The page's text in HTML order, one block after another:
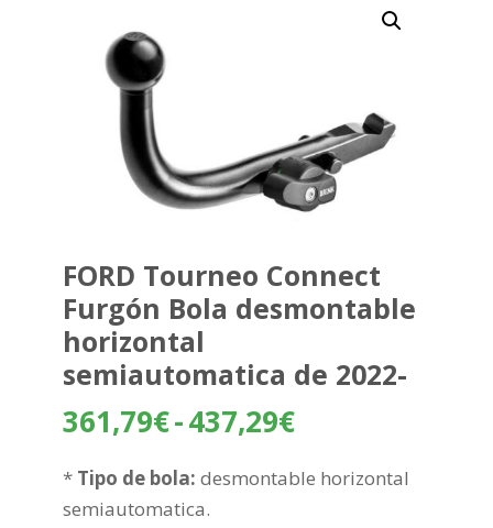
FORD Tourneo Connect
Furgón Bola desmontable
horizontal
semiautomatica de 2022-
361,79€-437,29€Rango
precios:
* Tipo de bola: desmontable horizontal
semiautomatica.